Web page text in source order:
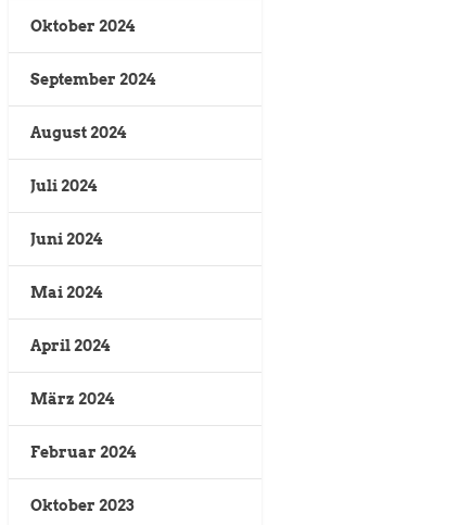
Oktober 2024
September 2024
August 2024
Juli 2024
Juni 2024
Mai 2024
April 2024
März 2024
Februar 2024
Oktober 2023